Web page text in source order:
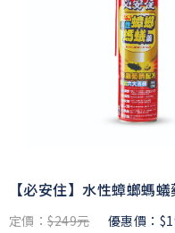
【必安住】水性蟑螂螞
定價： $249元 優惠價：